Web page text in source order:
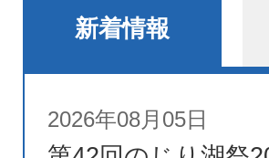
新着情報
着
2026年08月05日